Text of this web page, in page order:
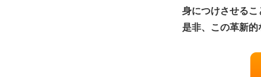
身につけさせるこ
是非、この革新的